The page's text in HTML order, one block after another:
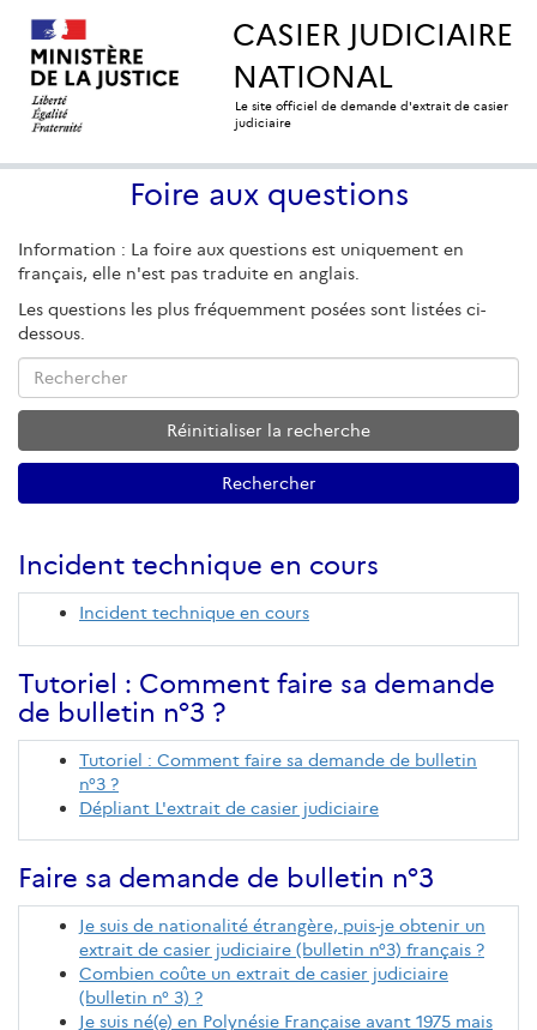
CASIER JUDICIAIRE
NATIONAL
Le site officiel de demande d'extrait de casier
judiciaire
Foire aux questions
Information : La foire aux questions est uniquement en
français, elle n'est pas traduite en anglais.
Les questions les plus fréquemment posées sont listées ci-
dessous.
Rechercher
Réinitialiser la recherche
Incident technique en cours
Incident technique en cours
Tutoriel : Comment faire sa demande
de bulletin n°3 ?
Tutoriel : Comment faire sa demande de bulletin
n°3 ?
Dépliant L'extrait de casier judiciaire
Faire sa demande de bulletin n°3
Je suis de nationalité étrangère, puis-je obtenir un
extrait de casier judiciaire (bulletin n°3) français ?
Combien coûte un extrait de casier judiciaire
(bulletin n° 3) ?
Je suis né(e) en Polynésie Française avant 1975 mais